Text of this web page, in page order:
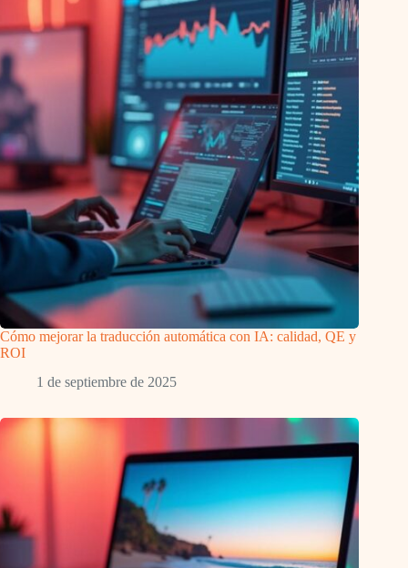
Cómo mejorar la traducción automática con IA: calidad, QE y
ROI
1 de septiembre de 2025